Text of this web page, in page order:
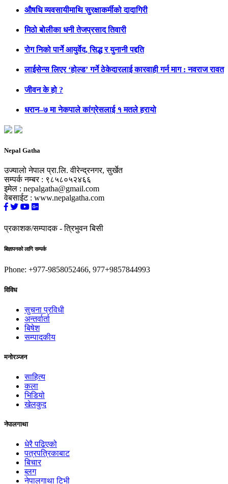
औषधि व्यवसायीमाथि सुरक्षाकर्मीको दादागिरी
मिठो बोलीका धनी तेजप्रसाद तिवारी
रोग निको पार्ने आयुर्वेद, सिद्ध र युनानी पद्दति
लाईसेन्स लिएर ‘होल्ड’ गर्ने ठेकेदारलाई कारवाही गर्न माग : नवराज रावत
जीवन के हो ?
धरान–७ मा नेकपाले कांग्रेसलाई १ मतले हरायो
Nepal Gatha
उज्यालो नेपाल प्रा.लि. वीरेन्द्रनगर, सुर्खेत
सम्पर्क नम्बर : ९८५८०५२४६६
इमेल : nepalgatha@gmail.com
वेबसाईट : www.nepalgatha.com
प्रकाशक/सम्पादक - त्रिभुवन बिसी
बिज्ञापनको लागि सम्पर्क
Phone: +977-9858052466, 977+9857844993
विविध
सुचना प्रविधी
अन्तर्वार्ता
बिषेश
सम्पादकीय
मनोरञ्जन
साहित्य
कला
भिडियो
खेलकुद
नेपालगाथा
धेरै पढिएको
पत्रपत्रिकाबाट
बिचार
ब्लग
नेपालगाथा टिभी